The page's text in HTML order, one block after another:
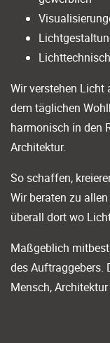
Wir verstehen
dem täglichen
harmonisch in den
Architektur.
So schaffen,
Wir beraten zu
überall dort wo
Maßgeblich
des Auftraggebers.
Mensch,